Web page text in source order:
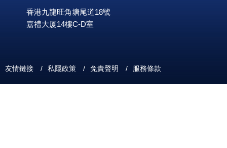
香港九龍旺角塘尾道18號
嘉禮大厦14樓C-D室
友情鏈接 / 私隱政策 / 免責聲明 / 服務條款